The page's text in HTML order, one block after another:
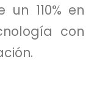
110% en
con